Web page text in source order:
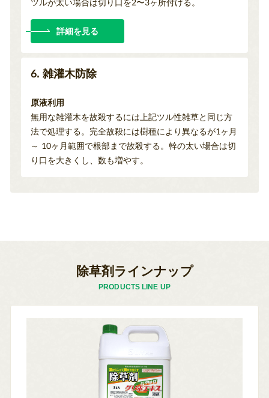
ツルが太い場合は切り口を2〜3ヶ所付ける。
詳細を見る
6. 雑灌木防除
原液利用
無用な雑灌木を故殺するには上記ツル性雑草と同じ方
法で処理する。完全故殺には樹種により異なるが1ヶ月
～ 10ヶ月範囲で根部まで故殺する。幹の太い場合は切
り口を大きくし、数も増やす。
除草剤ラインナップ
PRODUCTS LINE UP